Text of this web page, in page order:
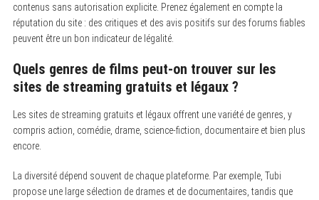
contenus sans autorisation explicite. Prenez également en compte la
réputation du site : des critiques et des avis positifs sur des forums fiables
peuvent être un bon indicateur de légalité.
Quels genres de films peut-on trouver sur les
sites de streaming gratuits et légaux ?
Les sites de streaming gratuits et légaux offrent une variété de genres, y
compris action, comédie, drame, science-fiction, documentaire et bien plus
encore.
La diversité dépend souvent de chaque plateforme. Par exemple, Tubi
propose une large sélection de drames et de documentaires, tandis que